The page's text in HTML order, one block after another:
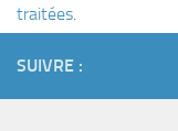
traitées.
SUIVRE :